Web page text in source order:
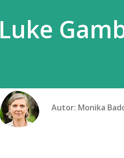
Luke
Autor: Monika